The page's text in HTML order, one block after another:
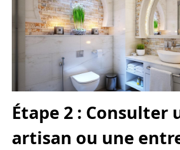
Étape 2 : Consulter
artisan ou une